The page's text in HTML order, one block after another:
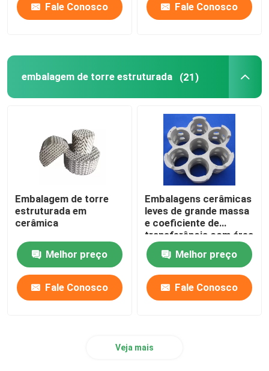
Fale Conosco Fale Conosco
embalagem de torre estruturada (21)
Embalagem de torre
estruturada em
cerâmica
Melhor preço
Fale Conosco
Embalagens cerâmicas
leves de grande massa
e coeficiente de
transferência com área
de superfície
específica para a
indústria de coque
Melhor preço
Fale Conosco
Veja mais